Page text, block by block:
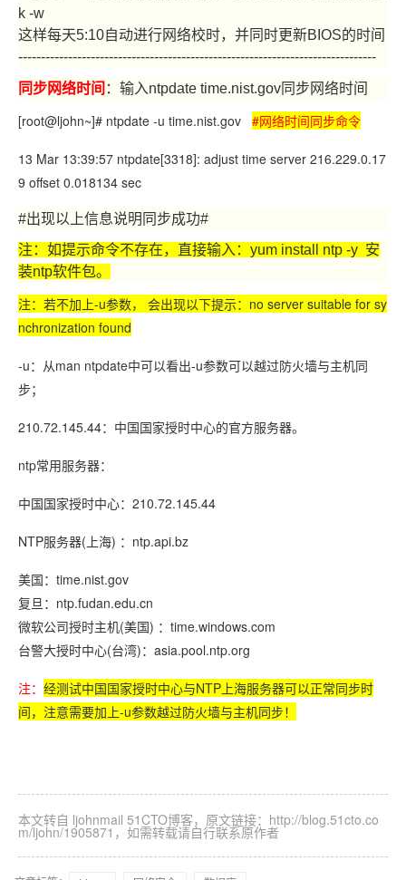
k -w
这样每天5:10自动进行网络校时，并同时更新BIOS的时间
-------------------------------------------------------------------------------
同步网络时间 ：输入ntpdate time.nist.gov同步网络时间
[root@ljohn~]# ntpdate -u time.nist.gov #网络时间同步命令
13 Mar 13:39:57 ntpdate[3318]: adjust time server 216.229.0.17
9 offset 0.018134 sec
#出现以上信息说明同步成功#
注：如提示命令不存在，直接输入：yum install ntp -y 安
装ntp软件包。
注：若不加上-u参数， 会出现以下提示：no server suitable for sy
nchronization found
-u：从man ntpdate中可以看出-u参数可以越过防火墙与主机同
步；
210.72.145.44：中国国家授时中心的官方服务器。
ntp常用服务器：
中国国家授时中心：210.72.145.44
NTP服务器(上海) ：ntp.api.bz
美国：time.nist.gov
复旦：ntp.fudan.edu.cn
微软公司授时主机(美国) ：time.windows.com
台警大授时中心(台湾)：asia.pool.ntp.org
注： 经测试中国国家授时中心与NTP上海服务器可以正常同步时
间，注意需要加上-u参数越过防火墙与主机同步！
本文转自 ljohnmail 51CTO博客，原文链接：http://blog.51cto.co
m/ljohn/1905871，如需转载请自行联系原作者